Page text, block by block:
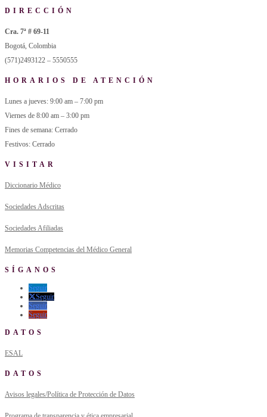
DIRECCIÓN
Cra. 7ª # 69-11
Bogotá, Colombia
(571)2493122 – 5550555
HORARIOS DE ATENCIÓN
Lunes a jueves: 9:00 am – 7:00 pm
Viernes de 8:00 am – 3:00 pm
Fines de semana: Cerrado
Festivos: Cerrado
VISITAR
Diccionario Médico
Sociedades Adscritas
Sociedades Afiliadas
Memorias Competencias del Médico General
SÍGANOS
Seguir
Seguir
Seguir
Seguir
DATOS
ESAL
DATOS
Avisos legales/Política de Protección de Datos